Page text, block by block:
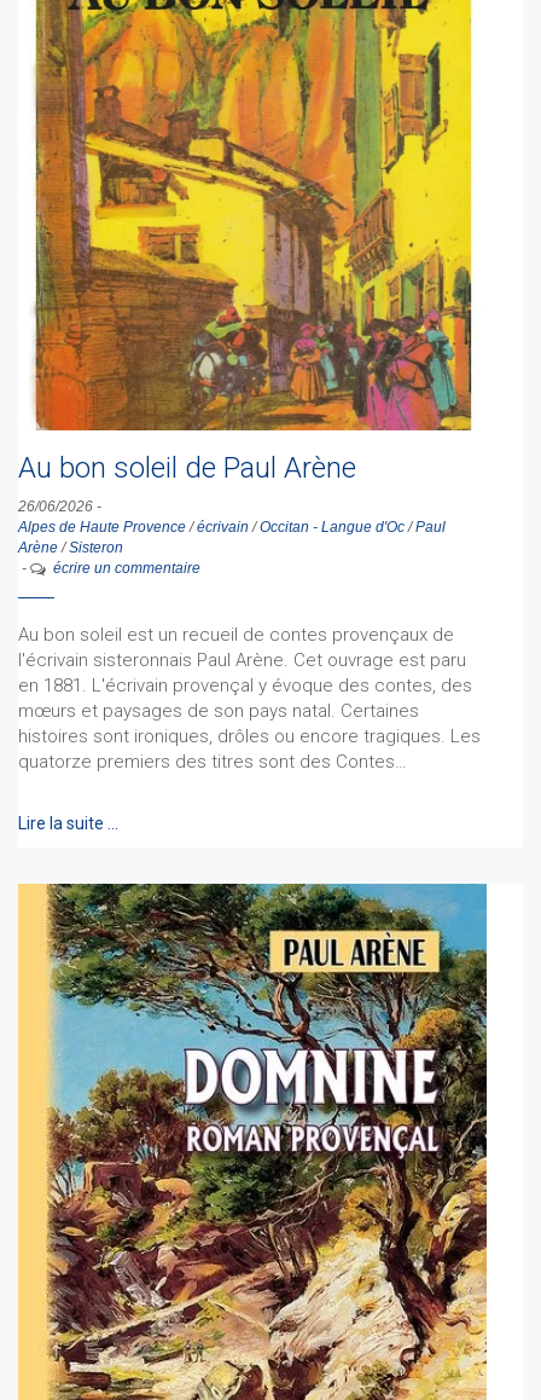
Au bon soleil de Paul Arène
26/06/2026 -
Alpes de Haute Provence /écrivain /Occitan - Langue d'Oc /Paul
Arène /Sisteron
-
écrire un commentaire
Au bon soleil est un recueil de contes provençaux de
l'écrivain sisteronnais Paul Arène. Cet ouvrage est paru
en 1881. L'écrivain provençal y évoque des contes, des
mœurs et paysages de son pays natal. Certaines
histoires sont ironiques, drôles ou encore tragiques. Les
quatorze premiers des titres sont des Contes…
Lire la suite …